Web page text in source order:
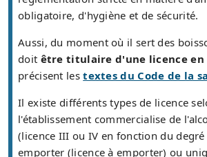
obligatoire, d'hygiène et de sécurité.
Aussi, du moment où il sert des
doit être titulaire d'une licence en
précisent lestextes du Code de la
Il existe différents types de licence
l'établissement commercialise de
(licence III ou IV en fonction du degré
emporter (licence à emporter) ou